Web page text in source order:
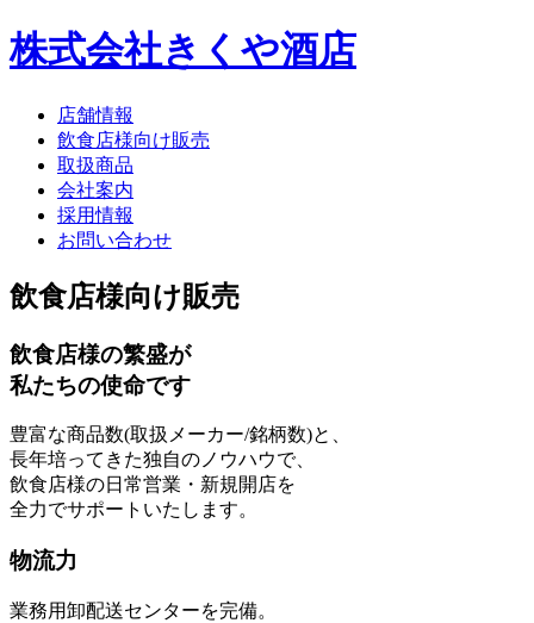
株式会社きくや酒店
店舗情報
飲食店様向け販売
取扱商品
会社案内
採用情報
お問い合わせ
飲食店様向け販売
飲食店様の繁盛が
私たちの使命です
豊富な商品数(取扱メーカー/銘柄数)と、
長年培ってきた独自のノウハウで、
飲食店様の日常営業・新規開店を
全力でサポートいたします。
物流力
業務用卸配送センターを完備。